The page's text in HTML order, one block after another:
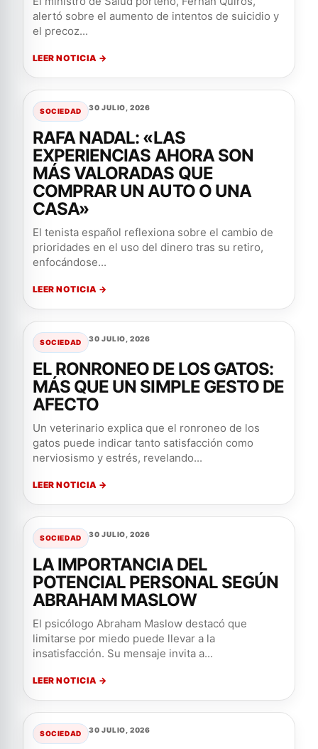
alertó sobre el aumento de intentos de suicidio y
el precoz...
LEER NOTICIA →
SOCIEDAD 30 JULIO, 2026
RAFA NADAL: «LAS
EXPERIENCIAS AHORA SON
MÁS VALORADAS QUE
COMPRAR UN AUTO O UNA
CASA»
El tenista español reflexiona sobre el cambio de
prioridades en el uso del dinero tras su retiro,
enfocándose...
LEER NOTICIA →
SOCIEDAD 30 JULIO, 2026
EL RONRONEO DE LOS GATOS:
MÁS QUE UN SIMPLE GESTO DE
AFECTO
Un veterinario explica que el ronroneo de los
gatos puede indicar tanto satisfacción como
nerviosismo y estrés, revelando...
LEER NOTICIA →
SOCIEDAD 30 JULIO, 2026
LA IMPORTANCIA DEL
POTENCIAL PERSONAL SEGÚN
ABRAHAM MASLOW
El psicólogo Abraham Maslow destacó que
limitarse por miedo puede llevar a la
insatisfacción. Su mensaje invita a...
LEER NOTICIA →
SOCIEDAD 30 JULIO, 2026